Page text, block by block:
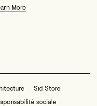
More
Sid Store
sociale